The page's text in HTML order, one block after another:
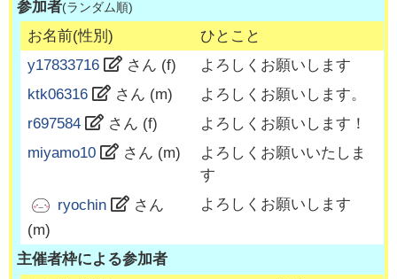
参加者(ランダム順)
お名前(性別)
ひとこと
y17833716
さん (f)
よろしくお願いします
ktk06316
さん (m)
よろしくお願いします。
r697584
さん (f)
よろしくお願いします！
miyamo10
さん (m)
よろしくお願いいたしま
す
ryochin
さん
(m)
よろしくお願いします
主催者枠による参加者